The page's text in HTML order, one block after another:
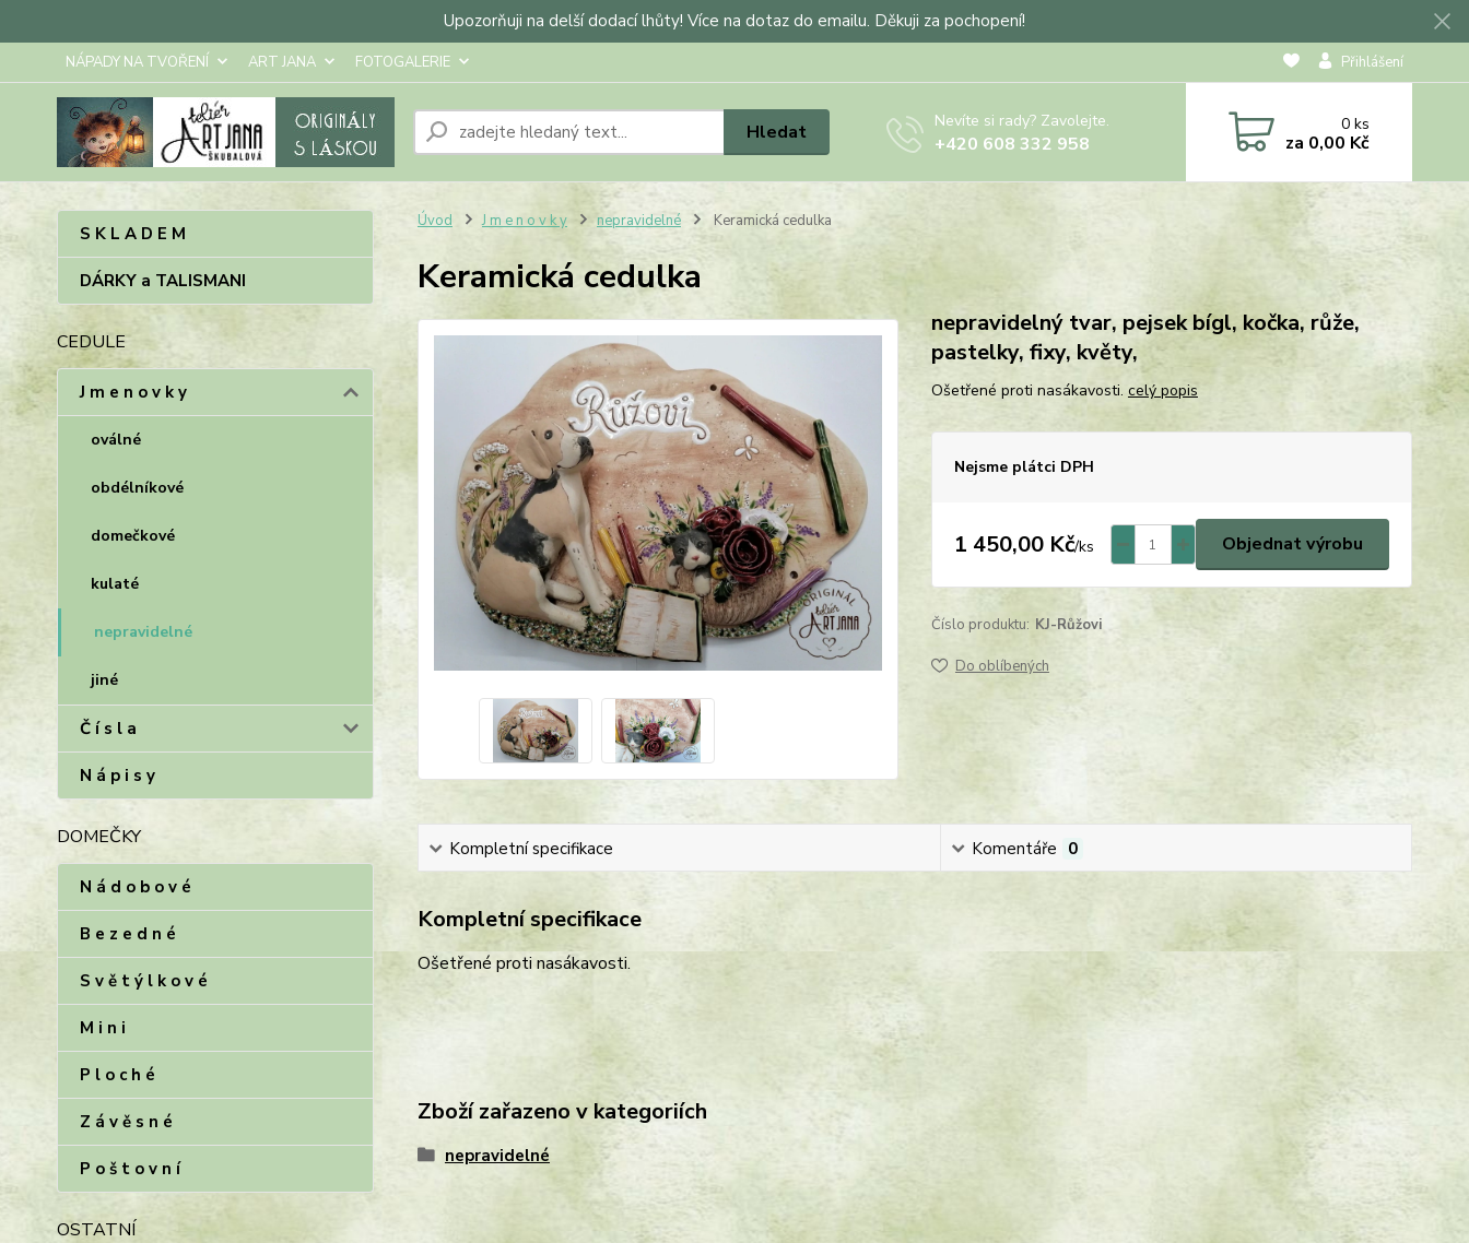
Upozorňuji na delší dodací lhůty! Více na dotaz do emailu. Děkuji za pochopení!
NÁPADY NA TVOŘENÍ ART JANA FOTOGALERIE Přihlášení
Hledat Nevíte si rady? Zavolejte.
+420 608 332 958
0ks
za 0,00 Kč
S K L A D E M
DÁRKY a TALISMANI
CEDULE
J m e n o v k y
oválné
obdélníkové
domečkové
kulaté
nepravidelné
jiné
Č í s l a
N á p i s y
DOMEČKY
N á d o b o v é
B e z e d n é
S v ě t ý l k o v é
M i n i
P l o c h é
Z á v ě s n é
P o š t o v n í
OSTATNÍ
Úvod J m e n o v k y nepravidelné Keramická cedulka
Keramická cedulka
nepravidelný tvar, pejsek bígl, kočka, růže,
pastelky, fixy, květy,
Ošetřené proti nasákavosti. celý popis
Nejsme plátci DPH
1 450,00 Kč/ks Objednat výrobu
Číslo produktu: KJ-Růžovi
Do oblíbených
Kompletní specifikace Komentáře 0
Kompletní specifikace
Ošetřené proti nasákavosti.
Zboží zařazeno v kategoriích
nepravidelné